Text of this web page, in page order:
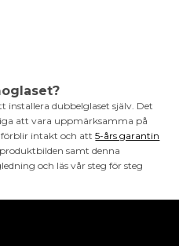
installera dubbelglaset själv. Det
att vara uppmärksamma på
förblir intakt och att5-års garantin
samt denna
och läs vår steg för steg